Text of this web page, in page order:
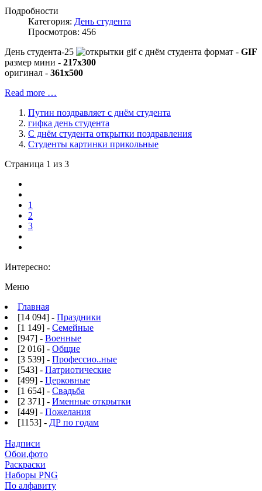
Подробности
Категория: День студента
Просмотров: 456
День студента-25
формат - GIF
размер мини - 217x300
оригинал - 361x500
Read more …
Путин поздравляет с днём студента
гифка день студента
С днём студента открытки поздравления
Студенты картинки прикольные
Страница 1 из 3
1
2
3
Интересно:
Меню
Главная
[14 094] - Праздники
[1 149] - Семейные
[947] - Военные
[2 016] - Общие
[3 539] - Профессио..ные
[543] - Патриотические
[499] - Церковные
[1 654] - Свадьба
[2 371] - Именные открытки
[449] - Пожелания
[1153] - ДР по годам
Надписи
Обои,фото
Раскраски
Наборы PNG
По алфавиту